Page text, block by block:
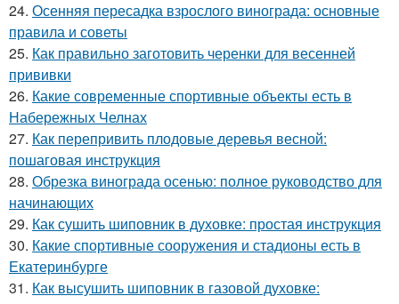
24. Осенняя пересадка взрослого винограда: основные
правила и советы
25. Как правильно заготовить черенки для весенней
прививки
26. Какие современные спортивные объекты есть в
Набережных Челнах
27. Как перепривить плодовые деревья весной:
пошаговая инструкция
28. Обрезка винограда осенью: полное руководство для
начинающих
29. Как сушить шиповник в духовке: простая инструкция
30. Какие спортивные сооружения и стадионы есть в
Екатеринбурге
31. Как высушить шиповник в газовой духовке: